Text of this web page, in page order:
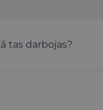
tas darbojas?